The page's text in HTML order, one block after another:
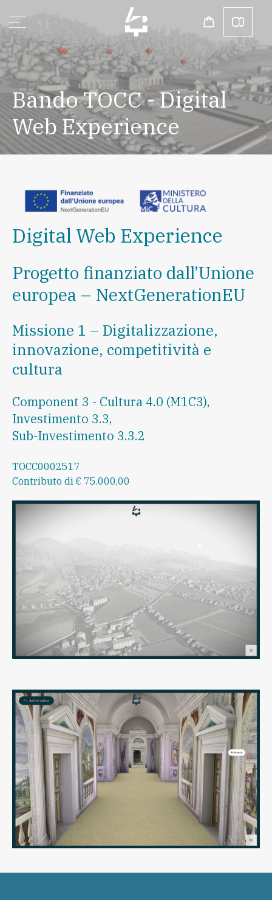
Bando TOCC - Digital
Web Experience
Digital Web Experience
Progetto finanziato dall’Unione
europea – NextGenerationEU
Missione 1 – Digitalizzazione,
innovazione, competitività e
cultura
Component 3 - Cultura 4.0 (M1C3),
Investimento 3.3,
Sub-Investimento 3.3.2
TOCC0002517
Contributo di € 75.000,00